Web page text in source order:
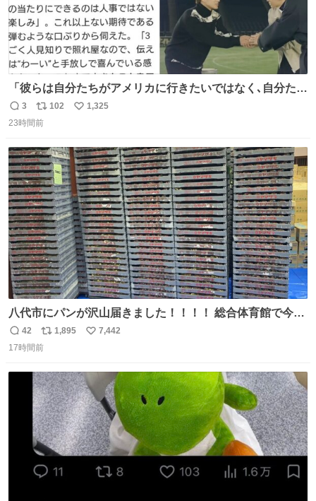
「彼らは自分たちがアメリカに行きたいではなく､自分たち
のファンと一緒に世界中を旅をしたいという構想」旅をす
る中で彼らの音楽がさまざまな人に届き､より多くの仲間が
がとうございます😭この記事も素敵😭 #Number_i #平野
紫耀 (泣ける😭)
返
信
3
リ
ポ
ト
数
102
い
数
1,325
23時間前
八代市にパンが沢山届きました！！！！ 総合体育館で今配
ってるそうなので、是非取りに行けそうな方は行ってみて
ください💪
返
信
42
リ
ポ
ト
数
1,895
い
数
7,442
17時間前